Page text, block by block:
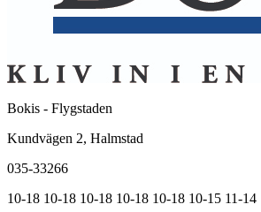
Bokis - Flygstaden
Kundvägen 2, Halmstad
035-33266
10-18 10-18 10-18 10-18 10-18 10-15 11-14